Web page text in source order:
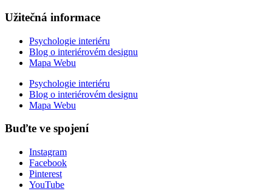
Užitečná informace
Psychologie interiéru
Blog o interiérovém designu
Mapa Webu
Psychologie interiéru
Blog o interiérovém designu
Mapa Webu
Buďte ve spojení
Instagram
Facebook
Pinterest
YouTube